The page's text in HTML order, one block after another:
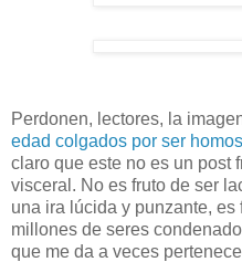
Perdonen, lectores, la
edad colgados por ser
claro que este no es un post
visceral. No es fruto de ser
una ira lúcida y punzante, es
millones de seres
que me da a veces